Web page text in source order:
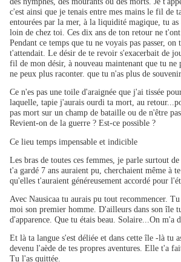
c'est ainsi que je tenais entre mes mains le fil de
entourées par la mer, à la liquidité magique, tu
loin de chez toi. Ces dix ans de ton retour ne
Pendant ce temps que tu ne voyais pas passer, on
t'attendait. Le désir de te revoir s'exacerbait de
fil de mon désir, à nouveau maintenant que tu ne
ne peux plus raconter. que tu n'as plus de
Ce n'es pas une toile d'araignée que j'ai tissée
laquelle, tapie j'aurais ourdi ta mort, au
pas mort sur un champ de bataille ou de n'être
Revient-on de la guerre ? Est-ce possible ?
Ce lieu temps impensable et indicible
Les bras de toutes ces femmes, je parle surtout
t'a gardé 7 ans auraient pu, cherchaient même à
qu'elles t'auraient généreusement accordé pour
Avec Nausicaa tu aurais pu tout recommencer.
moi son premier homme. D'ailleurs dans son île
d'apparence. Que tu étais beau. Solaire...On m'a
Et là ta langue s'est déliée et dans cette île -là tu
devenu l'aède de tes propres aventures. Elle t'a
Tu l'as quittée.